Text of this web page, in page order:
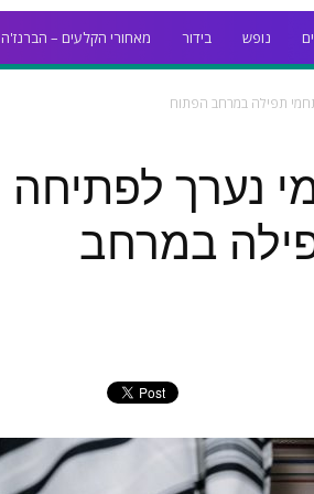
נופש בידור מאחורי הקלעים – הברנז'ה
תפילה במרחב הפתוח
נערך לפתיחה
במרחב